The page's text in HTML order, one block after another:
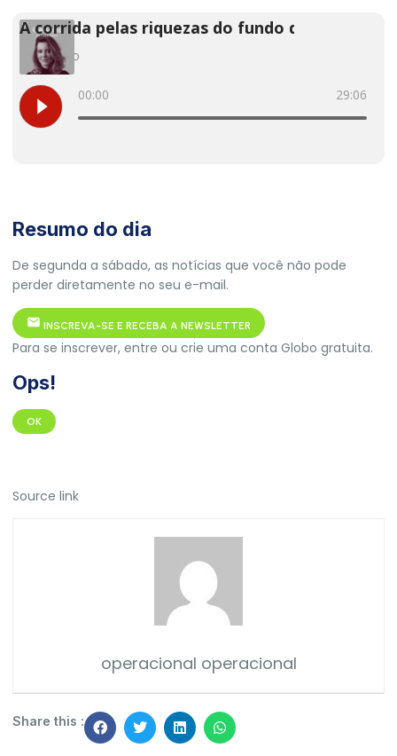
Resumo do dia
De segunda a sábado, as notícias que você não pode
perder diretamente no seu e-mail.
INSCREVA-SE E RECEBA A NEWSLETTER
Para se inscrever, entre ou crie uma conta Globo gratuita.
Ops!
OK
Source link
operacional operacional
Share this :